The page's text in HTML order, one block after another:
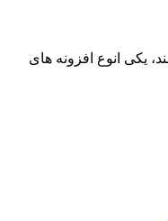
یکی انوع افزونه های